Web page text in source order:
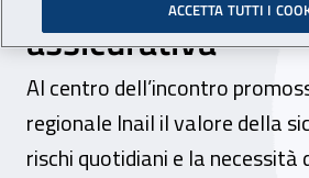
assicurativa
Al centro dell’incontro
regionale Inail il valore della
rischi quotidiani e la necessità
ACCETTA TUTTI I